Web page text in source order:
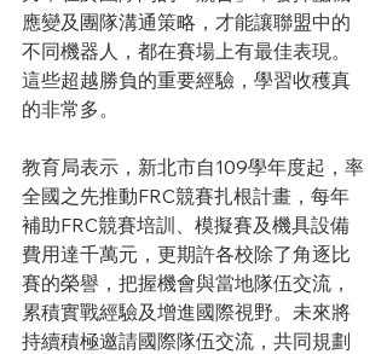
應變及團隊溝通策略，才能讓聯盟中的
不同機器人，都在賽場上有最佳表現。
這些超越勝負的重要經驗，學習收穫真
的非常多。
教育局表示，新北市自109學年度起，率
全國之先推動FRC競賽扎根計畫，每年
補助FRC競賽培訓、模擬賽及機具設備
費用達千萬元，更期許各校除了角逐比
賽的榮譽，把握機會與當地隊伍交流，
累積實戰經驗及增進國際視野。未來將
持續積極邀請國際隊伍交流，共同規劃